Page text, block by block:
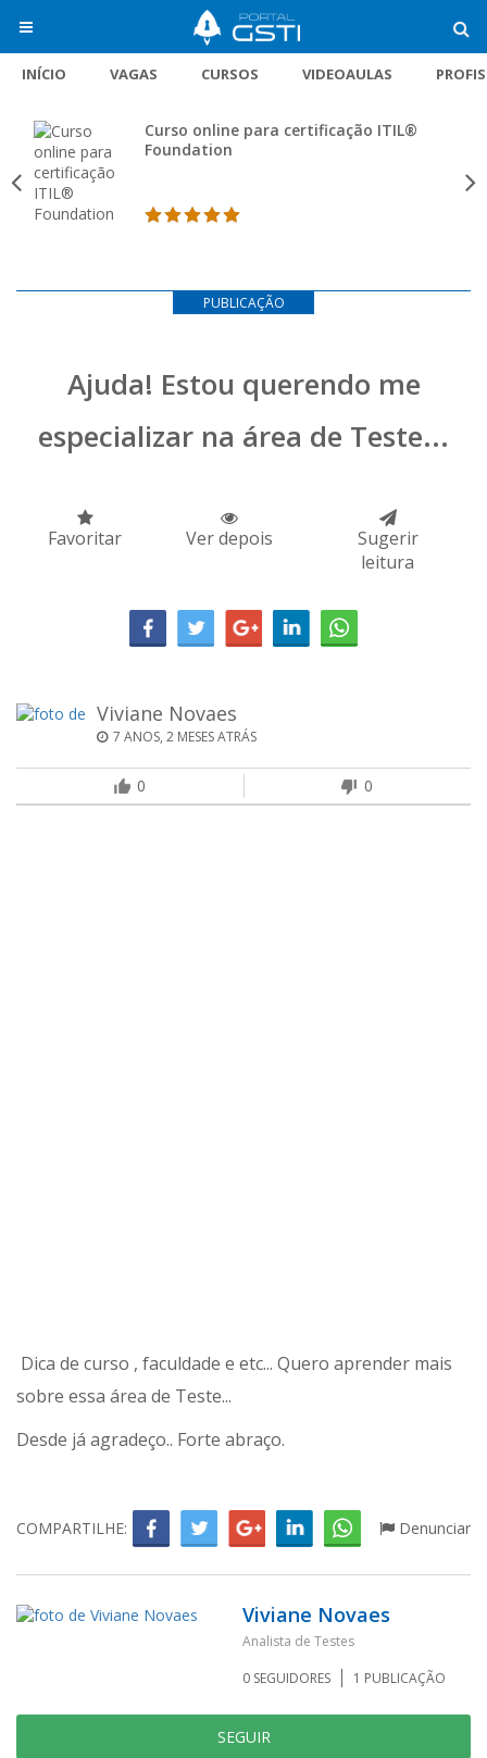
INÍCIO VAGAS CURSOS VIDEOAULAS
Curso online para certificação ITIL®
Foundation
PUBLICAÇÃO
Ajuda! Estou querendo me
especializar na área de Teste...
Favoritar Ver depois
Sugerir
leitura
Viviane Novaes
7 ANOS, 2 MESES ATRÁS
0 0
Dica de curso , faculdade e etc... Quero aprender mais
sobre essa área de Teste...
Desde já agradeço.. Forte abraço.
COMPARTILHE: Denunciar
Viviane Novaes
Analista de Testes
0 SEGUIDORES 1 PUBLICAÇÃO
SEGUIR